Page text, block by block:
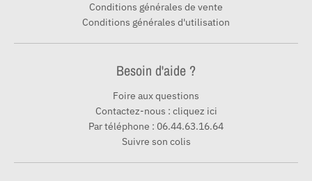
Conditions générales de vente
Conditions générales d'utilisation
Besoin d'aide ?
Foire aux questions
Contactez-nous : cliquez ici
Par téléphone : 06.44.63.16.64
Suivre son colis